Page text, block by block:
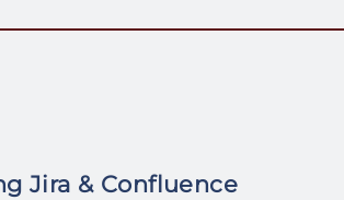
Jira & Confluence